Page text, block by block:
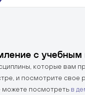
с учебным
которые вам
и посмотрите свое
посмотреть в